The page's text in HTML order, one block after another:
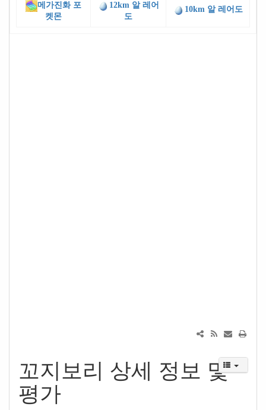
메가진화 포
켓몬
12km 알 레어
도
10km 알 레어도
꼬지보리 상세 정보 및
평가